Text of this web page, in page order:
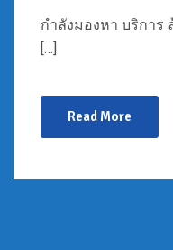
กำลังมองหา บริการ
[…]
Read More